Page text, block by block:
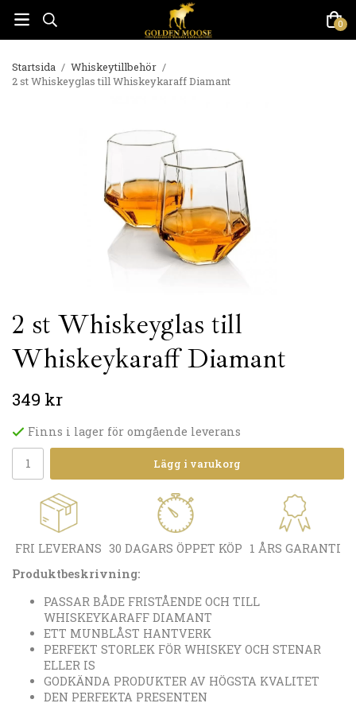
0
Startsida / Whiskeytillbehör /
2 st Whiskeyglas till Whiskeykaraff Diamant
2 st Whiskeyglas till
Whiskeykaraff Diamant
349 kr
Finns i lager för omgående leverans
Lägg i varukorg
FRI LEVERANS 30 DAGARS ÖPPET KÖP 1 ÅRS GARANTI
Produktbeskrivning:
PASSAR BÅDE FRISTÅENDE OCH TILL
WHISKEYKARAFF DIAMANT
ETT MUNBLÅST HANTVERK
PERFEKT STORLEK FÖR WHISKEY OCH STENAR
ELLER IS
GODKÄNDA PRODUKTER AV HÖGSTA KVALITET
DEN PERFEKTA PRESENTEN